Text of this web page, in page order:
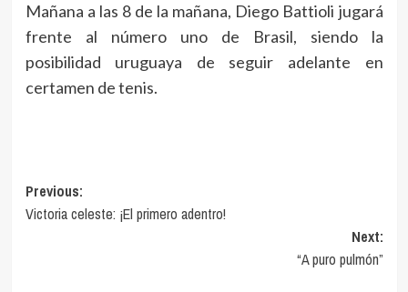
Mañana a las 8 de la mañana, Diego Battioli jugará
frente al número uno de Brasil, siendo la
posibilidad uruguaya de seguir adelante en
certamen de tenis.
Navegación
de
Previous:
Victoria celeste: ¡El primero adentro!
Next:
“A puro pulmón”